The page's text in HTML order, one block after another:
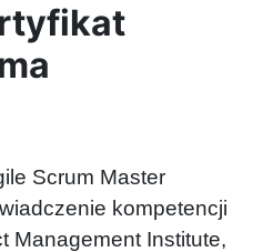
Scrum Master
kompetencji
Management Institute,